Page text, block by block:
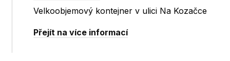
Velkoobjemový kontejner v ulici Na Kozačce
Přejít na více informací